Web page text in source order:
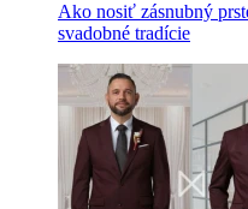
Ako nosiť zásnubný
svadobné tradície